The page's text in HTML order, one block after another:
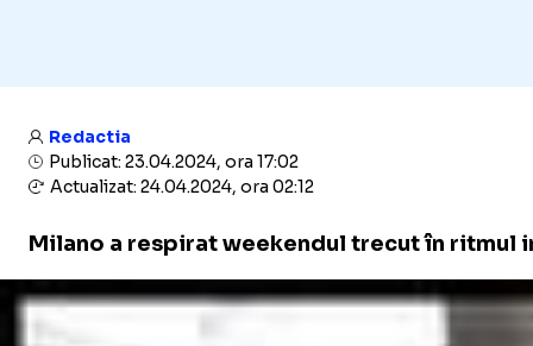
Redactia
Publicat: 23.04.2024, ora 17:02
Actualizat: 24.04.2024, ora 02:12
Milano a respirat weekendul trecut în ritmul